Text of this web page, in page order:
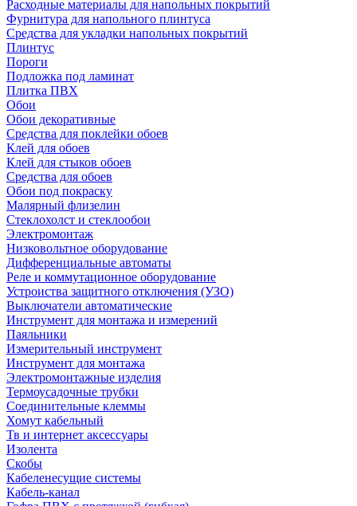
Расходные материалы для напольных покрытий
Фурнитура для напольного плинтуса
Средства для укладки напольных покрытий
Плинтус
Пороги
Подложка под ламинат
Плитка ПВХ
Обои
Обои декоративные
Средства для поклейки обоев
Клей для обоев
Клей для стыков обоев
Средства для обоев
Обои под покраску
Малярный флизелин
Стеклохолст и стеклообои
Электромонтаж
Низковольтное оборудование
Дифференциальные автоматы
Реле и коммутационное оборудование
Устроиства защитного отключения (УЗО)
Выключатели автоматические
Инструмент для монтажа и измерений
Паяльники
Измерительный инструмент
Инструмент для монтажа
Электромонтажные изделия
Термоусадочные трубки
Соединительные клеммы
Хомут кабельный
Тв и интернет аксессуары
Изолента
Скобы
Кабеленесущие системы
Кабель-канал